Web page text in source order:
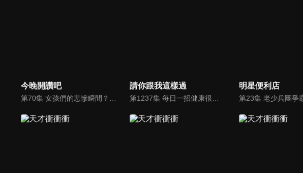
今晚開讚吧 請你跟我這樣過 明星便利店